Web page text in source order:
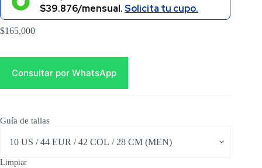
$39.876/mensual.Solicita tu cupo.
$165,000
Consultar por WhatsApp
Guía de tallas
Limpiar